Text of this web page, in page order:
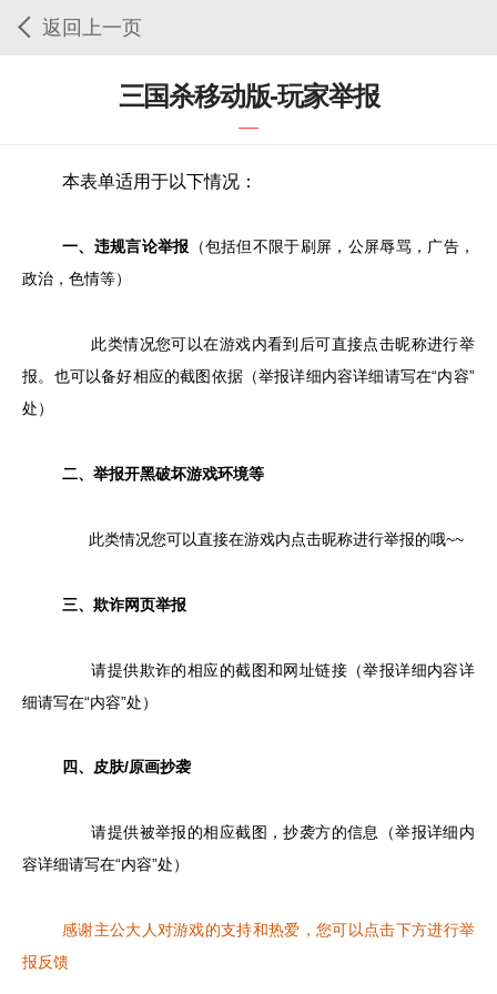
返回上一页
三国杀移动版-玩家举报
本表单适用于以下情况：
一、违规言论举报 （包括但不限于刷屏，公屏辱骂，广告，
政治，色情等）
此类情况您可以在游戏内看到后可直接点击昵称进行举
报。也可以备好相应的截图依据（举报详细内容详细请写在“内容”
处）
二、举报开黑破坏游戏环境等
此类情况您可以直接在游戏内点击昵称进行举报的哦~~
三、欺诈网页举报
请提供欺诈的相应的截图和网址链接（举报详细内容详
细请写在“内容”处）
四、皮肤/原画抄袭
请提供被举报的相应截图，抄袭方的信息（举报详细内
容详细请写在“内容”处）
感谢主公大人对游戏的支持和热爱，您可以点击下方进行举
报反馈